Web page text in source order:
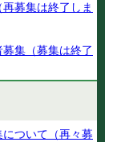
募集は終了しま
集（募集は終了
ついて（再々募